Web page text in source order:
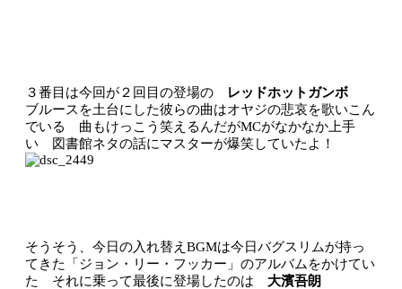
３番目は今回が２回目の登場の
レッドホットガンボ
ブルースを土台にした彼らの曲はオヤジの悲哀を歌いこん
でいる 曲もけっこう笑えるんだがMCがなかなか上手
い 図書館ネタの話にマスターが爆笑していたよ！
そうそう、今日の入れ替えBGMは今日バグスリムが持っ
てきた「ジョン・リー・フッカー」のアルバムをかけてい
た それに乗って最後に登場したのは 大濱吾朗